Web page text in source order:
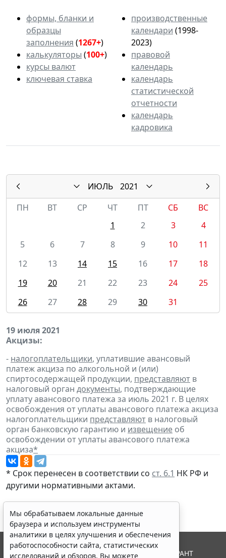
формы, бланки и
образцы
заполнения (1267+)
калькуляторы (100+)
курсы валют
ключевая ставка
производственные
календари (1998-
2023)
правовой
календарь
календарь
статистической
отчетности
календарь
кадровика
ИЮЛЬ
2021
ПН
ВТ СР ЧТ ПТ СБ
ВС
1
2 3
4
5
6 7 8 9 10
11
12
13 14 15 16 17
18
19
20 21 22 23 24
25
26
27 28 29 30 31
19 июля 2021
Акцизы:
- налогоплательщики, уплатившие авансовый
платеж акциза по алкогольной и (или)
спиртосодержащей продукции, представляют в
налоговый орган документы, подтверждающие
уплату авансового платежа за июль 2021 г. В целях
освобождения от уплаты авансового платежа акциза
налогоплательщики представляют в налоговый
орган банковскую гарантию и извещение об
освобождении от уплаты авансового платежа
акциза*
* Срок перенесен в соответствии со ст. 6.1 НК РФ и
другими нормативными актами.
Мы обрабатываем локальные данные
браузера и используем инструменты
аналитики в целях улучшения и обеспечения
работоспособности сайта, статистических
исследований и обзоров. Вы можете
© ООО "НПП "ГАРАНТ-СЕРВИС", 2026. Система ГАРАНТ